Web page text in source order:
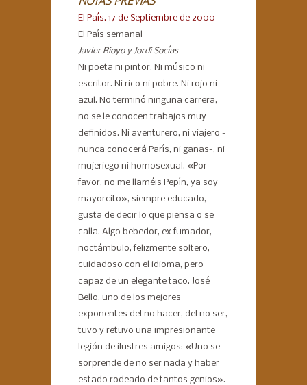
El País. 17 de Septiembre de 2000
El País semanal
Javier Rioyo y Jordi Socías
Ni poeta ni pintor. Ni músico ni
escritor. Ni rico ni pobre. Ni rojo ni
azul. No terminó ninguna carrera,
no se le conocen trabajos muy
definidos. Ni aventurero, ni viajero -
nunca conocerá París, ni ganas-, ni
mujeriego ni homosexual. «Por
favor, no me llaméis Pepín, ya soy
mayorcito», siempre educado,
gusta de decir lo que piensa o se
calla. Algo bebedor, ex fumador,
noctámbulo, felizmente soltero,
cuidadoso con el idioma, pero
capaz de un elegante taco. José
Bello, uno de los mejores
exponentes del no hacer, del no ser,
tuvo y retuvo una impresionante
legión de ilustres amigos: «Uno se
sorprende de no ser nada y haber
estado rodeado de tantos genios».